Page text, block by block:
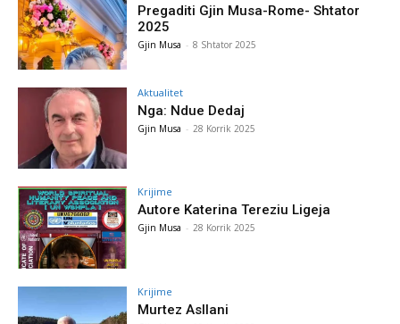
Pregaditi Gjin Musa-Rome- Shtator
2025
Gjin Musa - 8 Shtator 2025
Aktualitet
Nga: Ndue Dedaj
Gjin Musa - 28 Korrik 2025
Krijime
Autore Katerina Tereziu Ligeja
Gjin Musa - 28 Korrik 2025
Krijime
Murtez Asllani